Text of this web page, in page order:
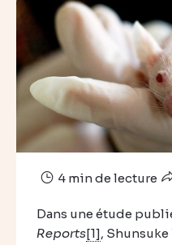
4 min de lecture
Dans une étude
Reports[1],